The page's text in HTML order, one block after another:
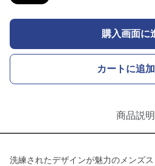
購入画面に
カートに追
商品説明
洗練されたデザインが魅力のメンズ